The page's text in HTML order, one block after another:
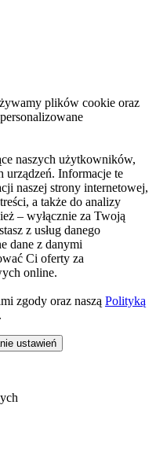
plików cookie oraz
naszych użytkowników,
Informacje te
naszej strony internetowej,
a także do analizy
– wyłącznie za Twoją
z usług danego
dane z danymi
Ci oferty za
online.
zgody oraz naszą Polityką
ustawień